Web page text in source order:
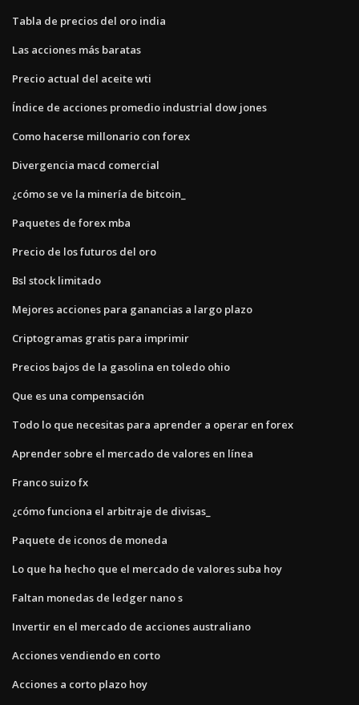
Tabla de precios del oro india
Las acciones más baratas
Precio actual del aceite wti
Índice de acciones promedio industrial dow jones
Como hacerse millonario con forex
Divergencia macd comercial
¿cómo se ve la minería de bitcoin_
Paquetes de forex mba
Precio de los futuros del oro
Bsl stock limitado
Mejores acciones para ganancias a largo plazo
Criptogramas gratis para imprimir
Precios bajos de la gasolina en toledo ohio
Que es una compensación
Todo lo que necesitas para aprender a operar en forex
Aprender sobre el mercado de valores en línea
Franco suizo fx
¿cómo funciona el arbitraje de divisas_
Paquete de iconos de moneda
Lo que ha hecho que el mercado de valores suba hoy
Faltan monedas de ledger nano s
Invertir en el mercado de acciones australiano
Acciones vendiendo en corto
Acciones a corto plazo hoy